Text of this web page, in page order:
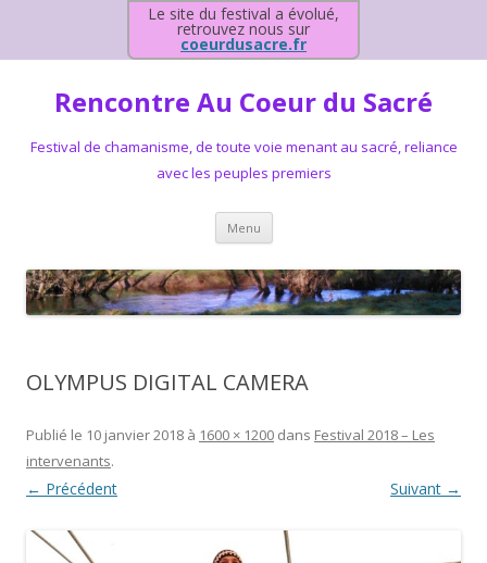
Le site du festival a évolué,
retrouvez nous sur
coeurdusacre.fr
Rencontre Au Coeur du Sacré
Festival de chamanisme, de toute voie menant au sacré, reliance
avec les peuples premiers
Menu Aller au contenu principal
OLYMPUS DIGITAL CAMERA
Publié le 10 janvier 2018 à 1600 × 1200 dans Festival 2018 – Les
intervenants.
← Précédent Suivant →